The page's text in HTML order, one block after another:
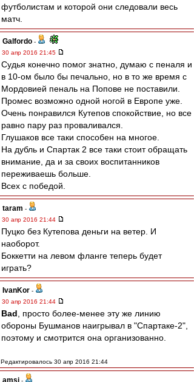
футболистам и которой они следовали весь
матч.
Galfordo -
30 апр 2016 21:45
Судья конечно помог знатно, думаю с пеналя и
в 10-ом было бы печально, но в то же время с
Мордовией пеналь на Попове не поставили.
Промес возможно одной ногой в Европе уже.
Очень понравился Кутепов спокойствие, но все
равно пару раз проваливался.
Глушаков все таки способен на многое.
На дубль и Спартак 2 все таки стоит обращать
внимание, да и за своих воспитанников
переживаешь больше.
Всех с победой.
taram -
30 апр 2016 21:44
Пуцко без Кутепова деньги на ветер. И
наоборот.
Боккетти на левом фланге теперь будет
играть?
IvanKor -
30 апр 2016 21:44
Bad , просто более-менее эту же линию
обороны Бушманов наигрывал в "Спартаке-2",
поэтому и смотрится она организованно.
Редактировалось 30 апр 2016 21:44
amsi -